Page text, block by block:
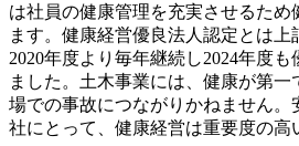
は社員の健康管理を充実させるため
ます。健康経営優良法人認定とは
2020年度より毎年継続し2024年度
ました。土木事業には、健康が第一
場での事故につながりかねません。
社にとって、健康経営は重要度の高